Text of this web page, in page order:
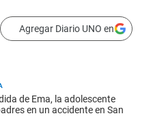
Agregar Diario UNO en
de Ema, la adolescente
en un accidente en San